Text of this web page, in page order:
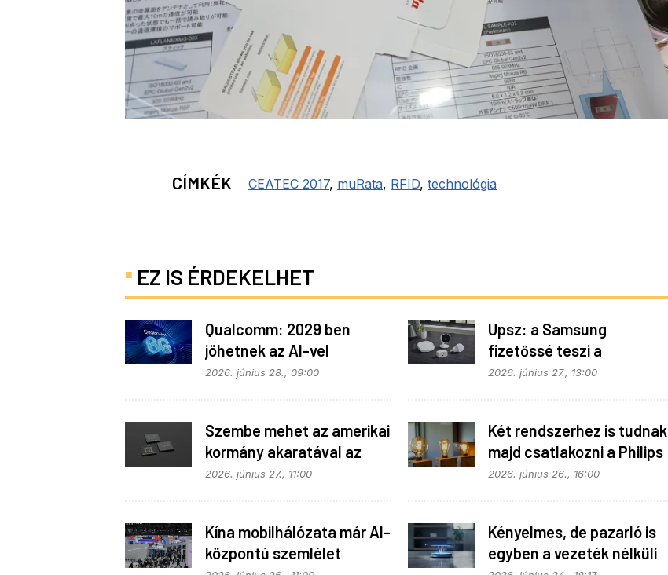
CÍMKÉK CEATEC 2017, muRata, RFID, technológia
EZ IS ÉRDEKELHET
Qualcomm: 2029 ben
jöhetnek az AI-vel
telepakolt 6G-s telefonok
2026. június 28., 09:00
Upsz: a Samsung
fizetőssé teszi a
SmartThings API
2026. június 27., 13:00
Szembe mehet az amerikai
kormány akaratával az
Apple
2026. június 27., 11:00
Két rendszerhez is tudnak
majd csatlakozni a Philips
Hue égők
2026. június 26., 16:00
Kína mobilhálózata már AI-
központú szemlélet
Kényelmes, de pazarló is
egyben a vezeték nélküli